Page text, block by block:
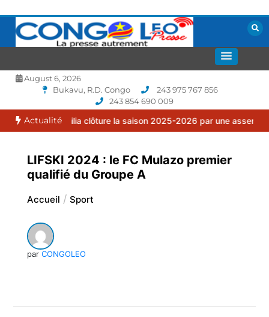
contenu
CONGOLEO
August 6, 2026
Bukavu, R.D. Congo
243 975 767 856
243 854 690 009
Actualité
Familia clôture la saison 2025-2026 par une assemblée
LIFSKI 2024 : le FC Mulazo premier
qualifié du Groupe A
Accueil Sport
par CONGOLEO